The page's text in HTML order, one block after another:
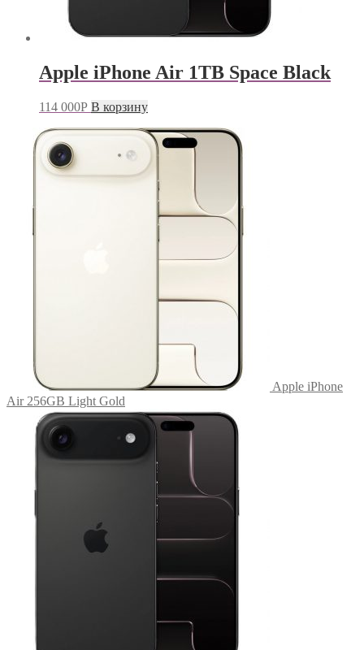
Apple iPhone Air 1TB Space Black
114 000Р В корзину
Apple iPhone
Air 256GB Light Gold